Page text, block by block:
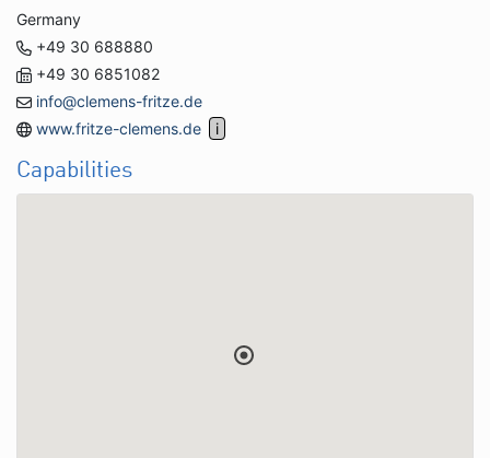
Germany
+49 30 688880
+49 30 6851082
info@clemens-fritze.de
www.fritze-clemens.de
Capabilities